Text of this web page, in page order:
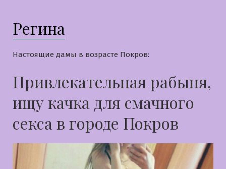
Регина
Настоящие дамы в возрасте Покров:
Привлекательная рабыня,
ищу качка для смачного
секса в городе Покров